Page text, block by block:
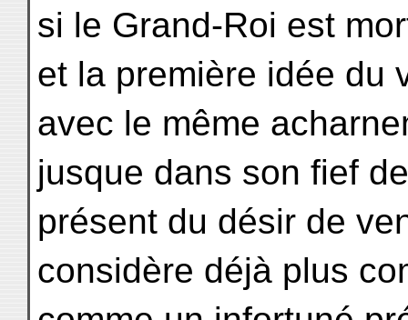
si le Grand-Roi est
et la première idée du
avec le même
jusque dans son fief
présent du désir de
considère déjà plus